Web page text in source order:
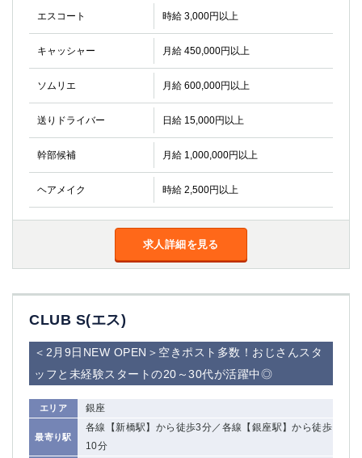
エスコート 時給 3,000円以上
キャッシャー 月給 450,000円以上
ソムリエ 月給 600,000円以上
送りドライバー 日給 15,000円以上
幹部候補 月給 1,000,000円以上
ヘアメイク 時給 2,500円以上
求人詳細を見る
CLUB S(エス)
＜2月9日NEW OPEN＞空きポスト多数！おじさんスタ
ッフと未経験スタートの20～30代が活躍中◎
エリア 銀座
最寄り駅
各線【新橋駅】から徒歩3分／各線【銀座駅】から徒歩
10分